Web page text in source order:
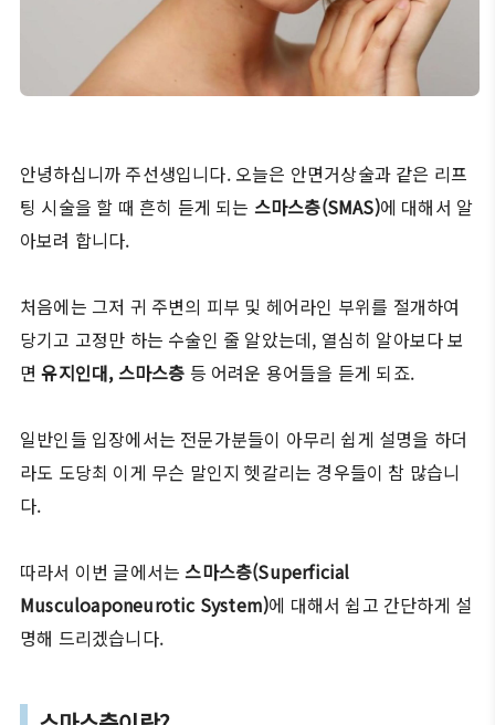
안녕하십니까 주선생입니다. 오늘은 안면거상술과 같은 리프
팅 시술을 할 때 흔히 듣게 되는 스마스층(SMAS)에 대해서 알
아보려 합니다.
처음에는 그저 귀 주변의 피부 및 헤어라인 부위를 절개하여
당기고 고정만 하는 수술인 줄 알았는데, 열심히 알아보다 보
면유지인대, 스마스층 등 어려운 용어들을 듣게 되죠.
일반인들 입장에서는 전문가분들이 아무리 쉽게 설명을 하더
라도 도당최 이게 무슨 말인지 헷갈리는 경우들이 참 많습니
다.
따라서 이번 글에서는스마스층(Superficial
Musculoaponeurotic System)에 대해서 쉽고 간단하게 설
명해 드리겠습니다.